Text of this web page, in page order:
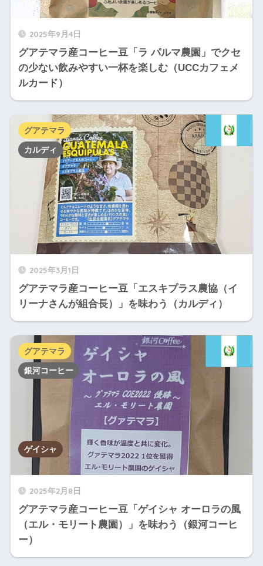
2025年9月4日
グアテマラ産コーヒー豆「ラ パルマ農園」でクセ
の少ない飲みやすい一杯を楽しむ（UCCカフェメ
ルカード）
2025年3月1日
グアテマラ産コーヒー豆「エスキプラス農協（イ
リーナさんが組合長）」を味わう（カルディ）
グアテマラ
カルディ
2025年2月8日
グアテマラ産コーヒー豆「ゲイシャ オーロラの風
（エル・モリート農園）」を味わう（銀河コーヒ
ー）
グアテマラ
ゲイシャ
銀河コーヒー